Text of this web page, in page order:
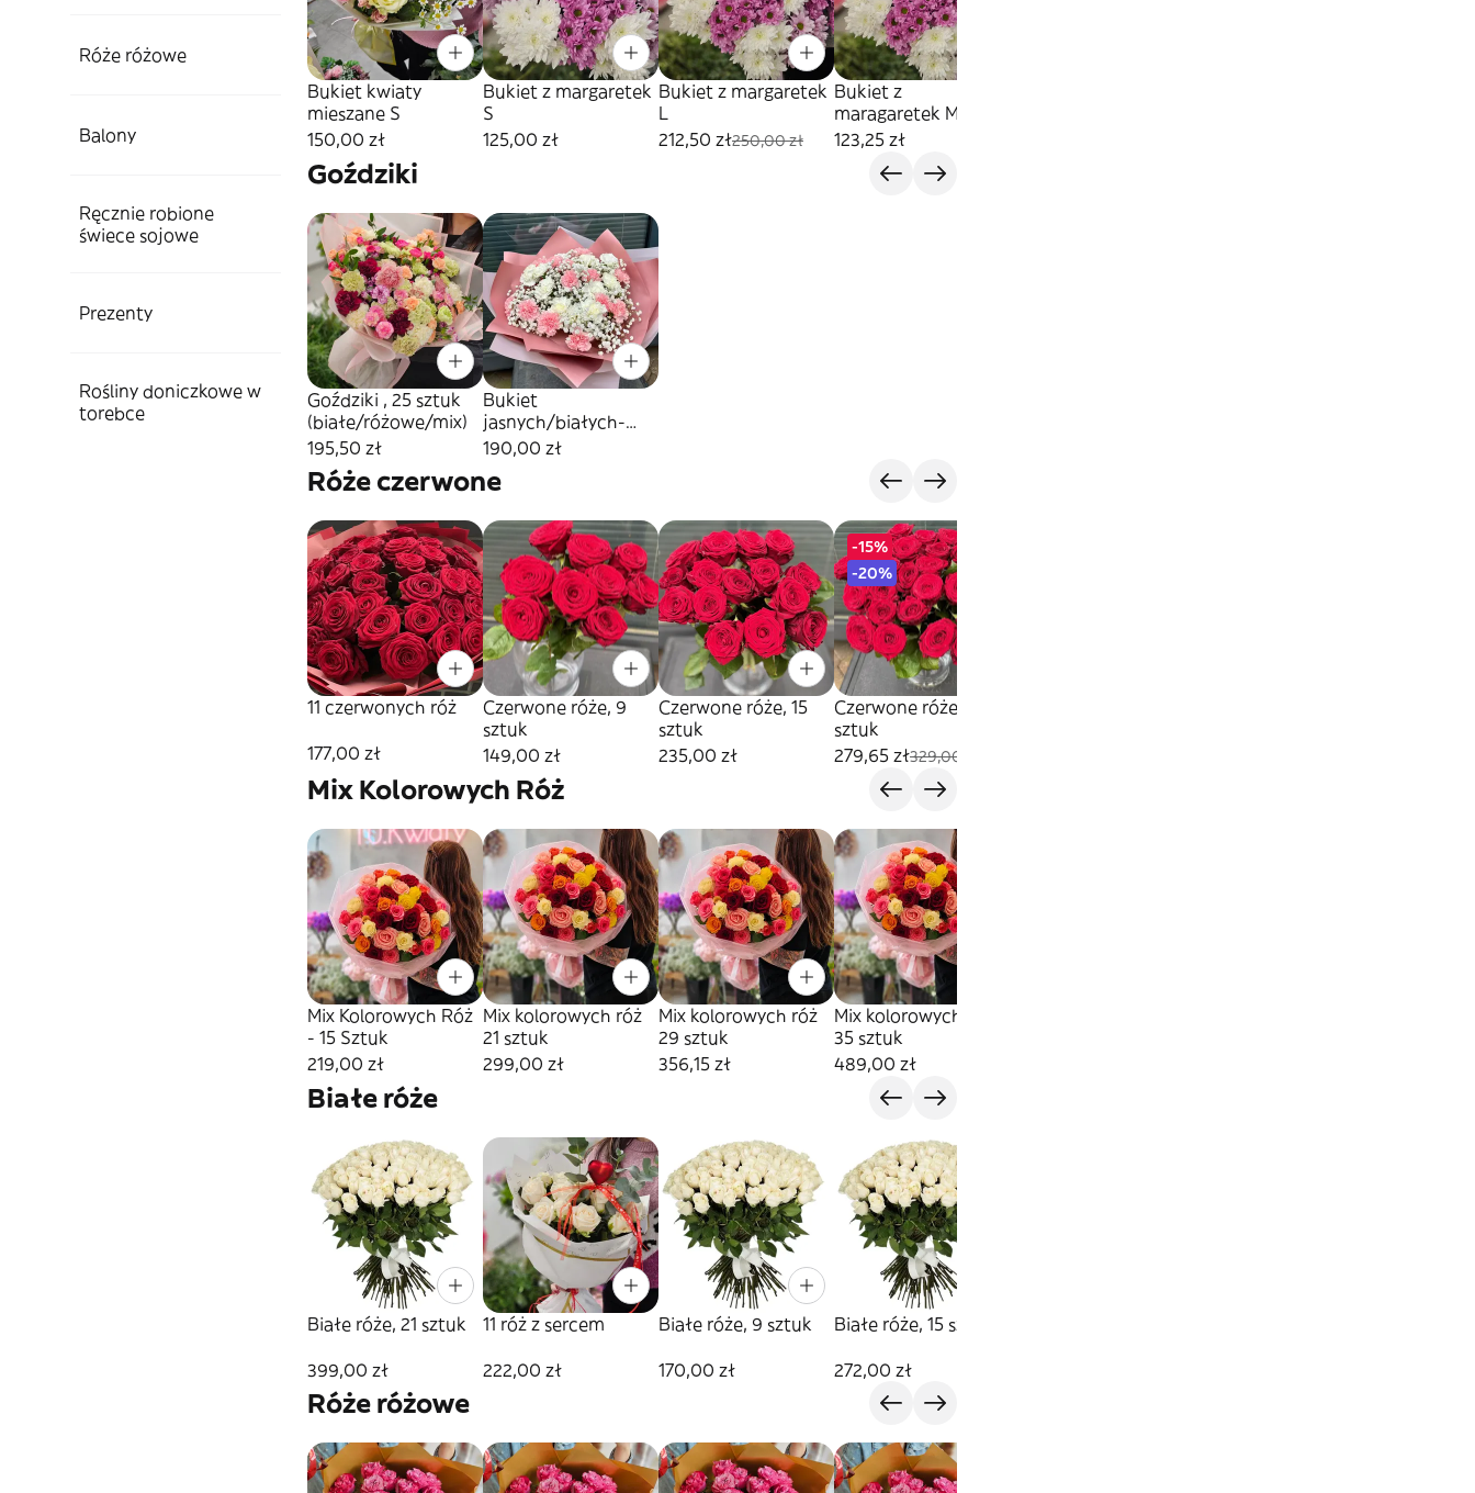
Róże różowe
Balony
Ręcznie robione
świece sojowe
Prezenty
Rośliny doniczkowe w
torebce
Bukiet kwiaty
mieszane S
150,00 zł
Bukiet z margaretek
S
125,00 zł
Bukiet z margaretek
L
212,50 zł250,00 zł
Bukiet z
maragaretek M
123,25 zł
Goździki
Goździki , 25 sztuk
(białe/różowe/mix)
195,50 zł
Bukiet
jasnych/białych-
różowych goździków
190,00 zł
Róże czerwone
11 czerwonych róż
177,00 zł
Czerwone róże, 9
sztuk
149,00 zł
Czerwone róże, 15
sztuk
235,00 zł
-15%
-20%
Czerwone róże, 21
sztuk
279,65 zł329,00 zł
Mix Kolorowych Róż
Mix Kolorowych Róż
- 15 Sztuk
219,00 zł
Mix kolorowych róż
21 sztuk
299,00 zł
Mix kolorowych róż
29 sztuk
356,15 zł
Mix kolorowych róż
35 sztuk
489,00 zł
Białe róże
Białe róże, 21 sztuk
399,00 zł
11 róż z sercem
222,00 zł
Białe róże, 9 sztuk
170,00 zł
Białe róże, 15 sztuk
272,00 zł
Róże różowe